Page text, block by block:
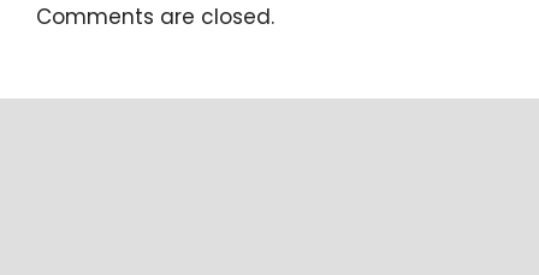
Comments are closed.